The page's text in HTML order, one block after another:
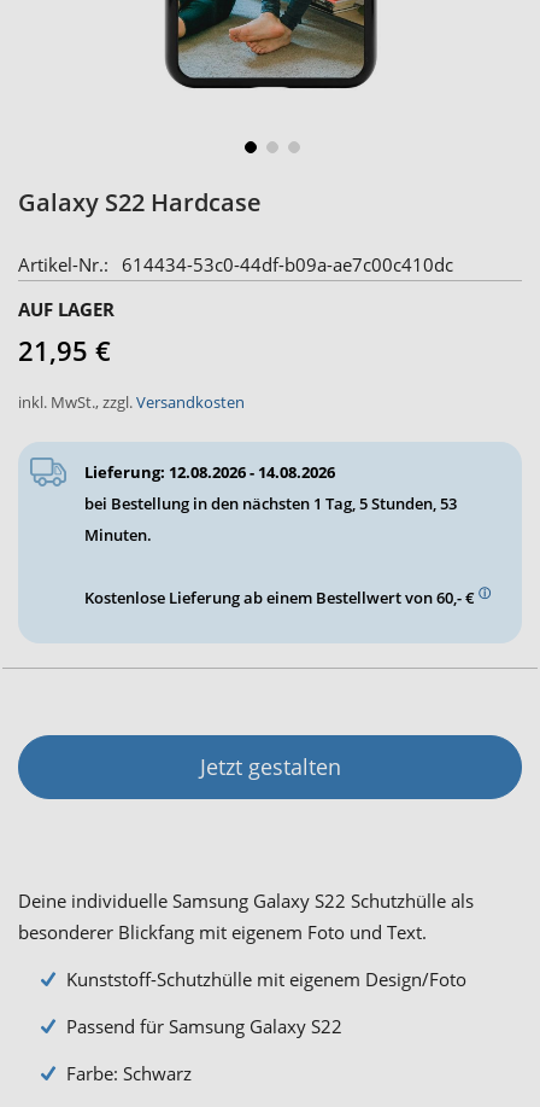
Galaxy S22 Hardcase
Artikel-Nr.
614434-53c0-44df-b09a-ae7c00c410dc
AUF LAGER
21,95 €
inkl. MwSt.,zzgl.Versandkosten
Lieferung: 12.08.2026 - 14.08.2026
bei Bestellung in den nächsten 1 Tag, 5 Stunden, 53
Minuten.
Kostenlose Lieferung ab einem Bestellwert von 60,- € ⓘ
Jetzt gestalten
Deine individuelle Samsung Galaxy S22 Schutzhülle als
besonderer Blickfang mit eigenem Foto und Text.
Kunststoff-Schutzhülle mit eigenem Design/Foto
Passend für Samsung Galaxy S22
Farbe: Schwarz
Anfang
Bildergalerie
springen